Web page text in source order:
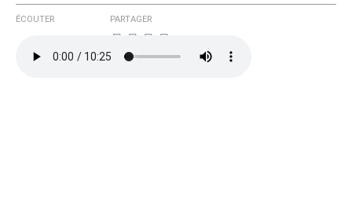
ÉCOUTER PARTAGER